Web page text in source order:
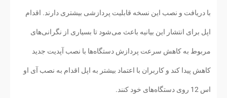
با دریافت و نصب این نسخه قابلیت پردازشی بیشتری دارند. اقدام
اپل برای انتشار این بیانیه باعث می‌شود تا بسیاری از نگرانی‌های
مربوط به کاهش سرعت پردازش دستگاه‌ها با نصب آپدیت جدید
کاهش پیدا کند و کاربران با اعتماد بیشتر به اپل اقدام به نصب آی او
اس 12 روی دستگاه‌های خود کنند.